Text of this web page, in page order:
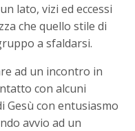
lato, vizi ed eccessi
che quello stile di
a sfaldarsi.
ad un incontro in
con alcuni
Gesù con entusiasmo
avvio ad un